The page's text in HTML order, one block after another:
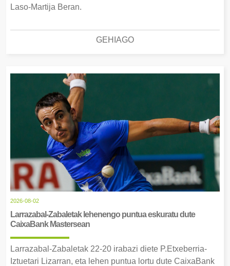
Laso-Martija Beran.
GEHIAGO
2026-08-02
Larrazabal-Zabaletak lehenengo puntua eskuratu dute
CaixaBank Mastersean
Larrazabal-Zabaletak 22-20 irabazi diete P.Etxeberria-
Iztuetari Lizarran, eta lehen puntua lortu dute CaixaBank